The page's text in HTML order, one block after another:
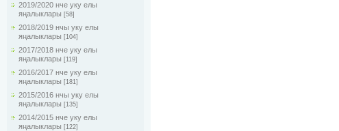
2019/2020 нче уку елы
яңалыклары [58]
2018/2019 нчы уку елы
яңалыклары [104]
2017/2018 нче уку елы
яңалыклары [119]
2016/2017 нче уку елы
яңалыклары [181]
2015/2016 нчы уку елы
яңалыклары [135]
2014/2015 нче уку елы
яңалыклары [122]